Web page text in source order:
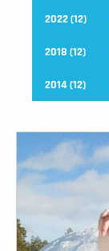
2022 (12)
2018 (12)
2014 (12)